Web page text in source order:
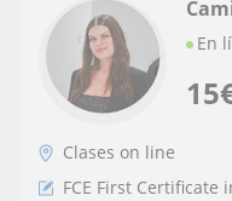
15
En
Clases on line
FCE First Certificate